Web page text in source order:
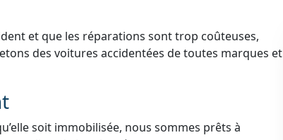
et que les réparations sont trop coûteuses,
des voitures accidentées de toutes marques et
soit immobilisée, nous sommes prêts à